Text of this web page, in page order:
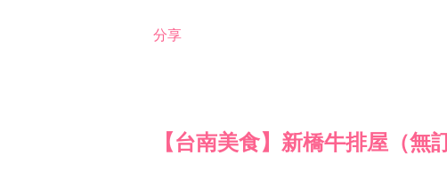
分享
【台南美食】新橋牛排屋（無